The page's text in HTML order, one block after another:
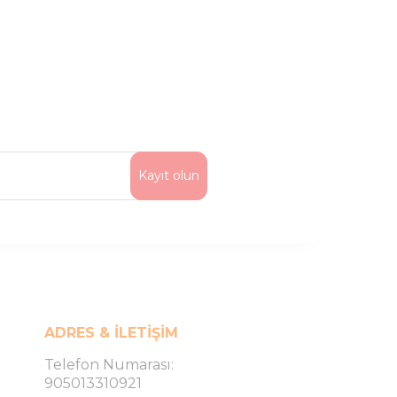
Kayıt olun
ADRES & İLETIŞIM
Telefon Numarası:
905013310921